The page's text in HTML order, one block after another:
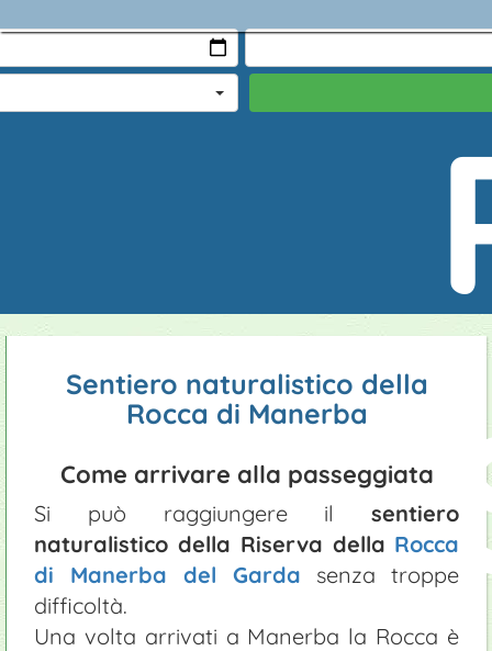
Sentiero naturalistico della
Rocca di Manerba
Come arrivare alla passeggiata
Si può raggiungere il sentiero
naturalistico della Riserva della Rocca
di Manerba del Garda senza troppe
difficoltà.
Una volta arrivati a Manerba la Rocca è